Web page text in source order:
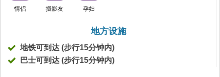
情侣 摄影友 孕妇
地方设施
地铁可到达 (步行15分钟内)
巴士可到达 (步行15分钟内)